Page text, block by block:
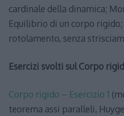
cardinale della dinamica;
Equilibrio di un corpo
rotolamento, senza
Esercizi svolti sul Corpo
Corpo rigido – Esercizio 1
teorema assi paralleli,